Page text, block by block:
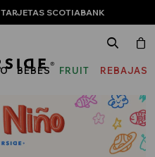
SCOTIABANK
BEBÉS
FRUIT
THE
LOOM
REBAJAS